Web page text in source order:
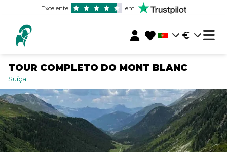
Excelente em
€
TOUR COMPLETO DO MONT BLANC
Suíça